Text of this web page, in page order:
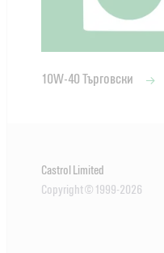
10W-40 Търговски
Castrol Limited
Copyright © 1999-2026